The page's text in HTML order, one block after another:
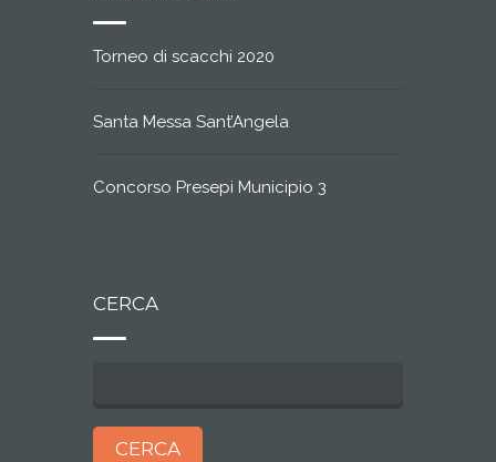
Torneo di scacchi 2020
Santa Messa Sant’Angela
Concorso Presepi Municipio 3
CERCA